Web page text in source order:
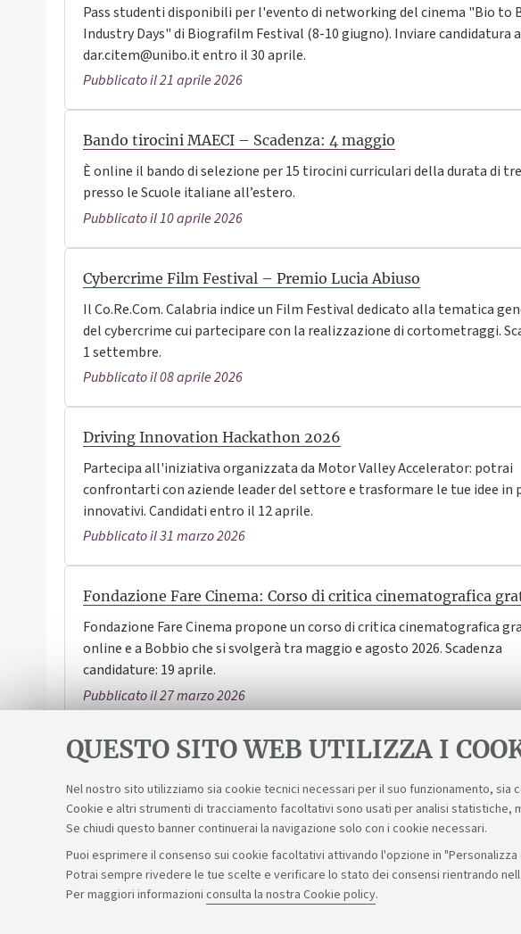
QUESTO SITO WEB UTILIZZA I
Nel nostro sito utilizziamo sia cookie tecnici necessari per il suo funzionamento,
Cookie e altri strumenti di tracciamento facoltativi sono usati per analisi
Se chiudi questo banner continuerai la navigazione solo con i cookie necessari.
Puoi esprimere il consenso sui cookie facoltativi attivando l'opzione in
Potrai sempre rivedere le tue scelte e verificare lo stato dei consensi rientrando
Per maggiori informazioni consulta la nostra Cookie policy.
Pass studenti disponibili per l'evento di networking del cinema "Bio to
Industry Days" di Biografilm Festival (8-10 giugno). Inviare candidatura a
dar.citem@unibo.it entro il 30 aprile.
Pubblicato il 21 aprile 2026
Bando tirocini MAECI – Scadenza: 4 maggio
È online il bando di selezione per 15 tirocini curriculari della durata di
presso le Scuole italiane all’estero.
Pubblicato il 10 aprile 2026
Cybercrime Film Festival – Premio Lucia Abiuso
Il Co.Re.Com. Calabria indice un Film Festival dedicato alla tematica
del cybercrime cui partecipare con la realizzazione di cortometraggi.
1 settembre.
Pubblicato il 08 aprile 2026
Driving Innovation Hackathon 2026
Partecipa all'iniziativa organizzata da Motor Valley Accelerator: potrai
confrontarti con aziende leader del settore e trasformare le tue idee in
innovativi. Candidati entro il 12 aprile.
Pubblicato il 31 marzo 2026
Fondazione Fare Cinema: Corso di critica cinematografica
Fondazione Fare Cinema propone un corso di critica cinematografica
online e a Bobbio che si svolgerà tra maggio e agosto 2026. Scadenza
candidature: 19 aprile.
Pubblicato il 27 marzo 2026
1 2 3 4 5 6 7 8
Sosteniamo il diritto alla conoscenza